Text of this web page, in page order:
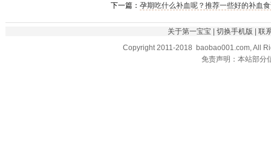
下一篇： 孕期吃什么补血呢？推荐一些好的补血
关于第一宝宝 | 切换手机版 | 联
Copyright 2011-2018 baobao001.com, All
免责声明：本站部分